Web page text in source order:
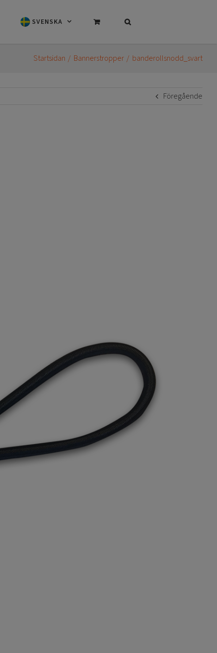
SVENSKA
Startsidan Bannerstropper banderollsnodd_svart
Föregående